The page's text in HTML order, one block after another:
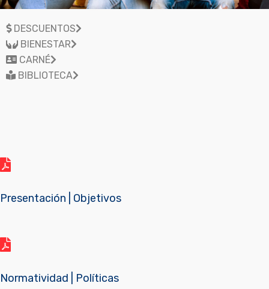
DESCUENTOS
BIENESTAR
CARNÉ
BIBLIOTECA
Presentación | Objetivos
Normatividad | Políticas